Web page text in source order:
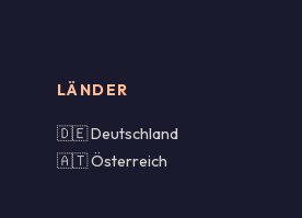
LÄNDER
🇩🇪 Deutschland
🇦🇹 Österreich